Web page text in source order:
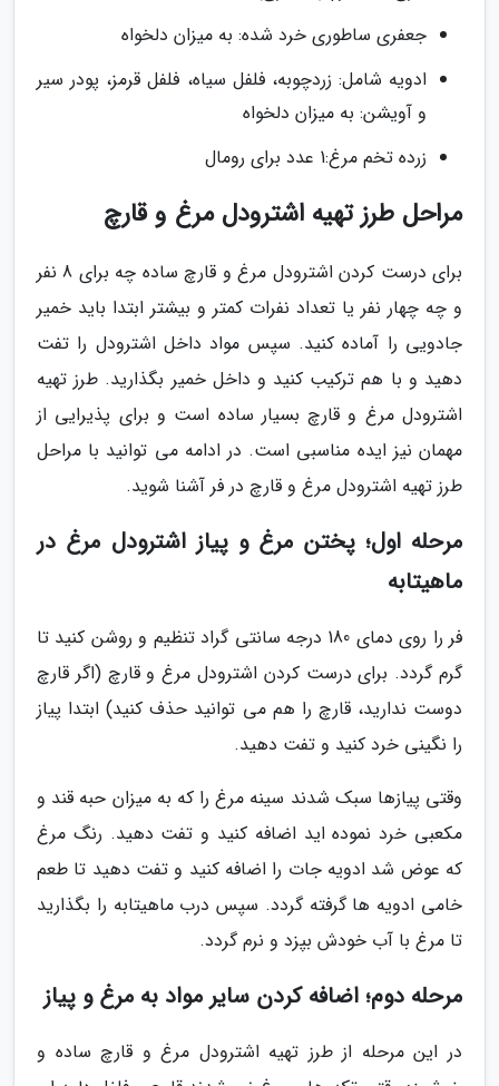
جعفری ساطوری خرد شده: به میزان دلخواه
ادویه شامل: زردچوبه، فلفل سیاه، فلفل قرمز، پودر سیر
و آویشن: به میزان دلخواه
زرده تخم مرغ:1 عدد برای رومال
مراحل طرز تهیه اشترودل مرغ و قارچ
برای درست کردن اشترودل مرغ و قارچ ساده چه برای 8 نفر
و چه چهار نفر یا تعداد نفرات کمتر و بیشتر ابتدا باید خمیر
جادویی را آماده کنید. سپس مواد داخل اشترودل را تفت
دهید و با هم ترکیب کنید و داخل خمیر بگذارید. طرز تهیه
اشترودل مرغ و قارچ بسیار ساده است و برای پذیرایی از
مهمان نیز ایده مناسبی است. در ادامه می توانید با مراحل
طرز تهیه اشترودل مرغ و قارچ در فر آشنا شوید.
مرحله اول؛ پختن مرغ و پیاز اشترودل مرغ در
ماهیتابه
فر را روی دمای 180 درجه سانتی گراد تنظیم و روشن کنید تا
گرم گردد. برای درست کردن اشترودل مرغ و قارچ (اگر قارچ
دوست ندارید، قارچ را هم می توانید حذف کنید) ابتدا پیاز
را نگینی خرد کنید و تفت دهید.
وقتی پیازها سبک شدند سینه مرغ را که به میزان حبه قند و
مکعبی خرد نموده اید اضافه کنید و تفت دهید. رنگ مرغ
که عوض شد ادویه جات را اضافه کنید و تفت دهید تا طعم
خامی ادویه ها گرفته گردد. سپس درب ماهیتابه را بگذارید
تا مرغ با آب خودش بپزد و نرم گردد.
مرحله دوم؛ اضافه کردن سایر مواد به مرغ و پیاز
در این مرحله از طرز تهیه اشترودل مرغ و قارچ ساده و